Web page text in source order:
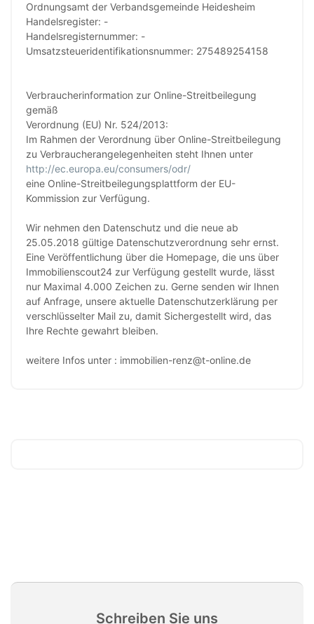
Ordnungsamt der Verbandsgemeinde Heidesheim
Handelsregister: -
Handelsregisternummer: -
Umsatzsteueridentifikationsnummer: 275489254158
Verbraucherinformation zur Online-Streitbeilegung
gemäß
Verordnung (EU) Nr. 524/2013:
Im Rahmen der Verordnung über Online-Streitbeilegung
zu Verbraucherangelegenheiten steht Ihnen unter
http://ec.europa.eu/consumers/odr/
eine Online-Streitbeilegungsplattform der EU-
Kommission zur Verfügung.
Wir nehmen den Datenschutz und die neue ab
25.05.2018 gültige Datenschutzverordnung sehr ernst.
Eine Veröffentlichung über die Homepage, die uns über
Immobilienscout24 zur Verfügung gestellt wurde, lässt
nur Maximal 4.000 Zeichen zu. Gerne senden wir Ihnen
auf Anfrage, unsere aktuelle Datenschutzerklärung per
verschlüsselter Mail zu, damit Sichergestellt wird, das
Ihre Rechte gewahrt bleiben.
weitere Infos unter : immobilien-renz@t-online.de
Schreiben Sie uns